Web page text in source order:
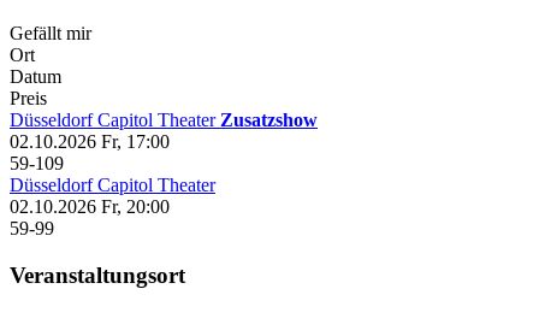
Gefällt mir
Ort
Datum
Preis
Düsseldorf Capitol Theater Zusatzshow
02.10.2026 Fr, 17:00
59-109
Düsseldorf Capitol Theater
02.10.2026 Fr, 20:00
59-99
Veranstaltungsort